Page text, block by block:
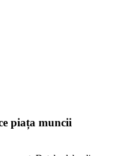
piața muncii